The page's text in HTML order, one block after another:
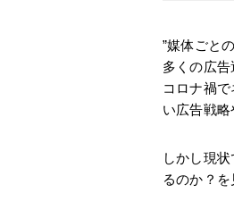
”媒体ごと
多くの広
コロナ禍
い広告戦略
しかし現
るのか？